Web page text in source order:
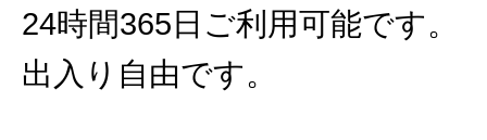
24時間365日ご利用可能です。
出入り自由です。